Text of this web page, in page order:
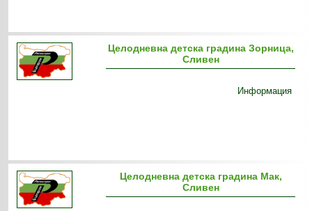
Целодневна детска градина Зорница,
Сливен
Информация
Целодневна детска градина Мак,
Сливен